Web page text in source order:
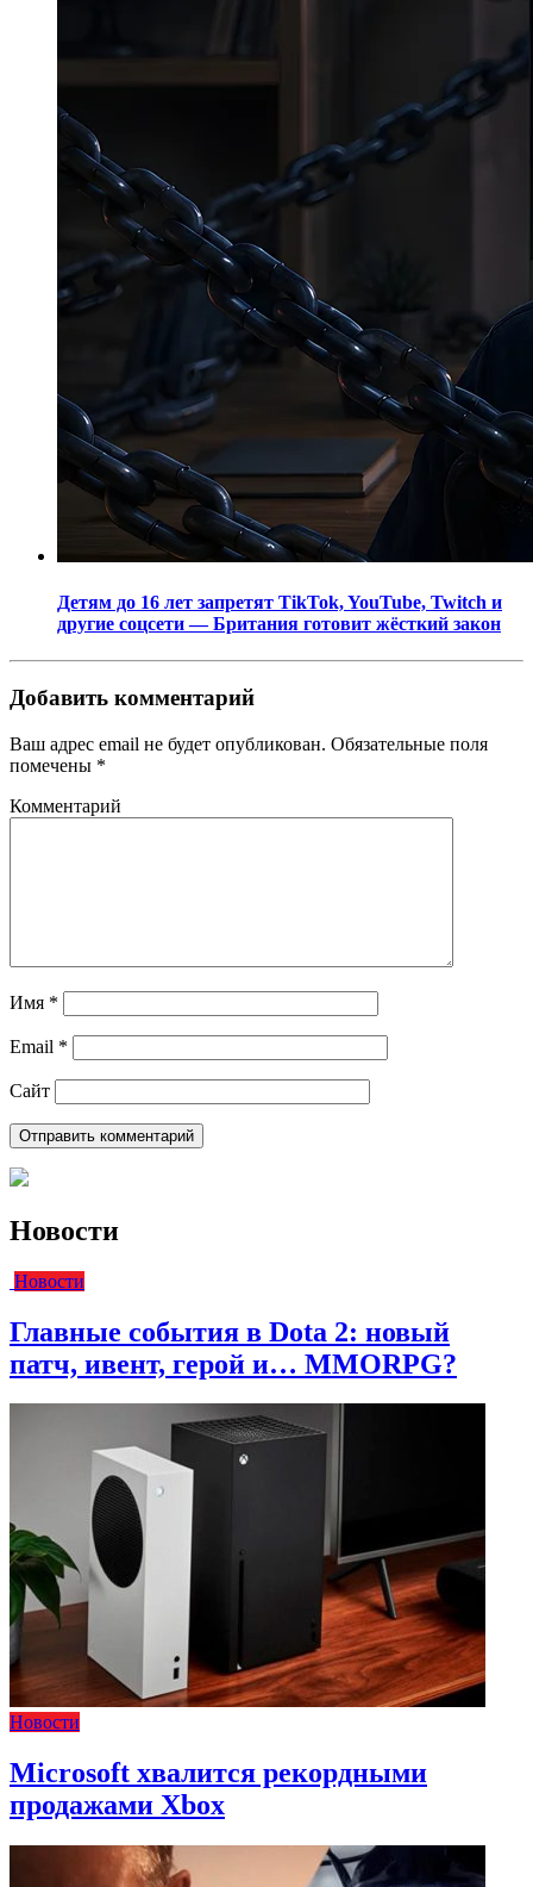
Детям до 16 лет запретят TikTok, YouTube, Twitch и
другие соцсети — Британия готовит жёсткий закон
Добавить комментарий
Ваш адрес email не будет опубликован. Обязательные поля
помечены *
Комментарий
Имя *
Email *
Сайт
Новости
Новости
Главные события в Dota 2: новый
патч, ивент, герой и… MMORPG?
Новости
Microsoft хвалится рекордными
продажами Xbox